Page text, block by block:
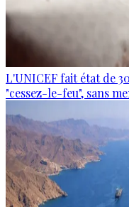
L'UNICEF fait état de
"cessez-le-feu", sans